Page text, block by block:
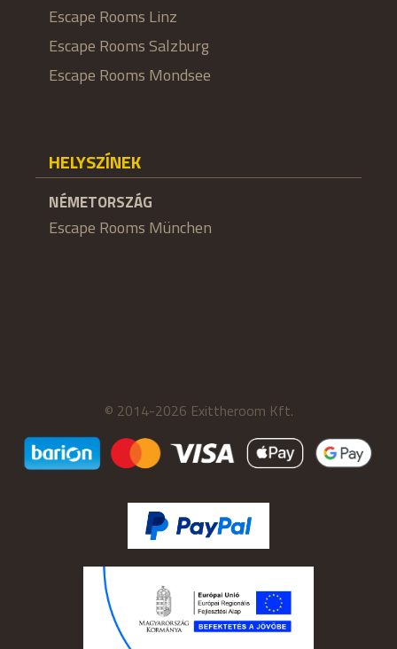
Escape Rooms Linz
Escape Rooms Salzburg
Escape Rooms Mondsee
HELYSZÍNEK
NÉMETORSZÁG
Escape Rooms München
© 2014-2026 Exittheroom Kft.